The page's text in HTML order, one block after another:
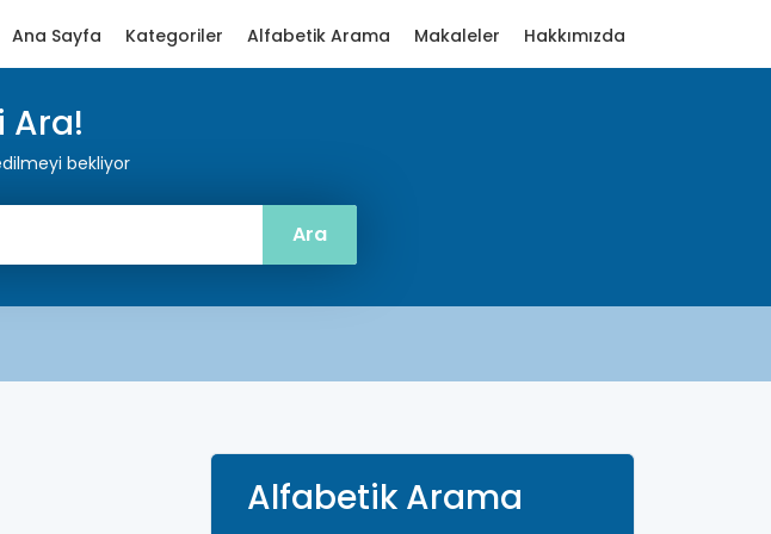
Ana Sayfa Kategoriler Alfabetik Arama Makaleler Hakkımızda
Ara!
bekliyor
Alfabetik Arama